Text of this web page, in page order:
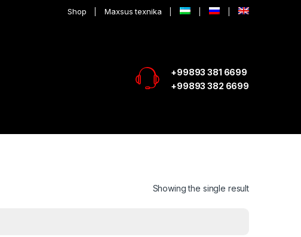
Shop Maxsus texnika
+99893 381 6699
+99893 382 6699
Showing the single result